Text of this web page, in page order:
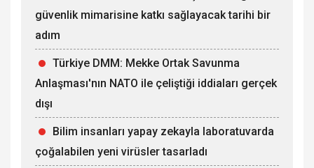
güvenlik mimarisine katkı sağlayacak tarihi bir
adım
Türkiye DMM: Mekke Ortak Savunma
Anlaşması'nın NATO ile çeliştiği iddiaları gerçek
dışı
Bilim insanları yapay zekayla laboratuvarda
çoğalabilen yeni virüsler tasarladı